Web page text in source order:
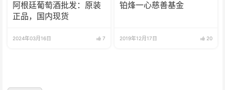
阿根廷葡萄酒批发：原装
正品，国内现货
2024年03月16日 7
铂烽一心慈善基金
2019年12月17日 20